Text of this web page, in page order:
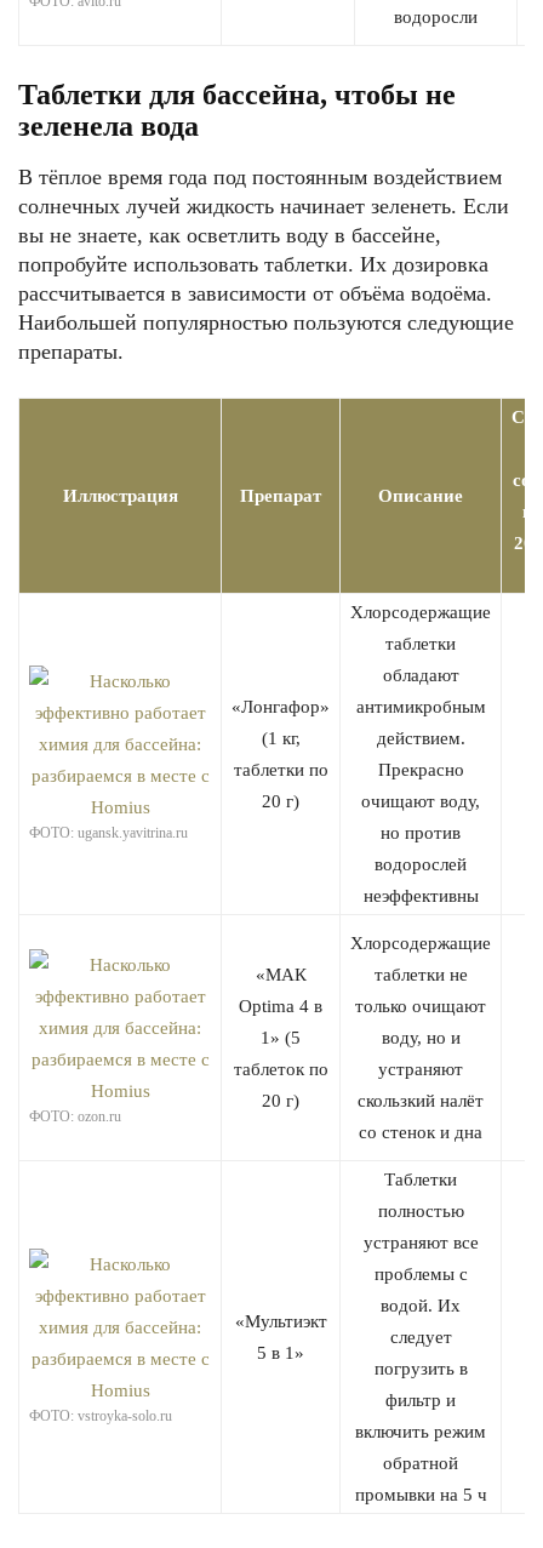
водоросли
Таблетки для бассейна, чтобы не
зеленела вода
В тёплое время года под постоянным воздействием
солнечных лучей жидкость начинает зеленеть. Если
вы не знаете, как осветлить воду в бассейне,
попробуйте использовать таблетки. Их дозировка
рассчитывается в зависимости от объёма водоёма.
Наибольшей популярностью пользуются следующие
препараты.
Иллюстрация Препарат Описание
ФОТО: ugansk.yavitrina.ru
«Лонгафор»
(1 кг,
таблетки по
20 г)
Хлорсодержащие
таблетки
обладают
антимикробным
действием.
Прекрасно
очищают воду,
но против
водорослей
неэффективны
ФОТО: ozon.ru
«МАК
Optima 4 в
1» (5
таблеток по
20 г)
Хлорсодержащие
таблетки не
только очищают
воду, но и
устраняют
скользкий налёт
со стенок и дна
ФОТО: vstroyka-solo.ru
«Мультиэкт
5 в 1»
Таблетки
полностью
устраняют все
проблемы с
водой. Их
следует
погрузить в
фильтр и
включить режим
обратной
промывки на 5 ч